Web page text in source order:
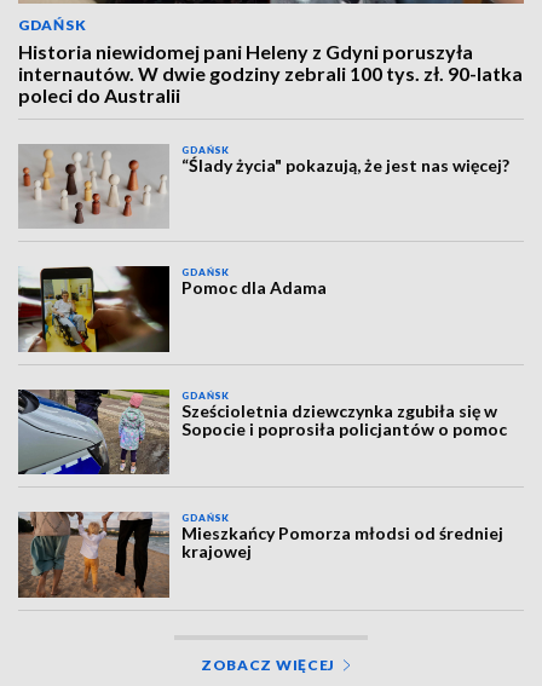
GDAŃSK
Historia niewidomej pani Heleny z Gdyni poruszyła
internautów. W dwie godziny zebrali 100 tys. zł. 90-latka
poleci do Australii
GDAŃSK
“Ślady życia" pokazują, że jest nas więcej?
GDAŃSK
Pomoc dla Adama
GDAŃSK
Sześcioletnia dziewczynka zgubiła się w
Sopocie i poprosiła policjantów o pomoc
GDAŃSK
Mieszkańcy Pomorza młodsi od średniej
krajowej
ZOBACZ WIĘCEJ